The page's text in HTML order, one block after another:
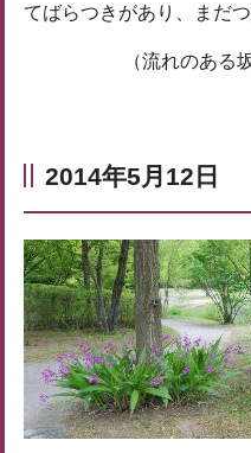
てばらつきがあり、まだ
（流れのある
2014年5月12日